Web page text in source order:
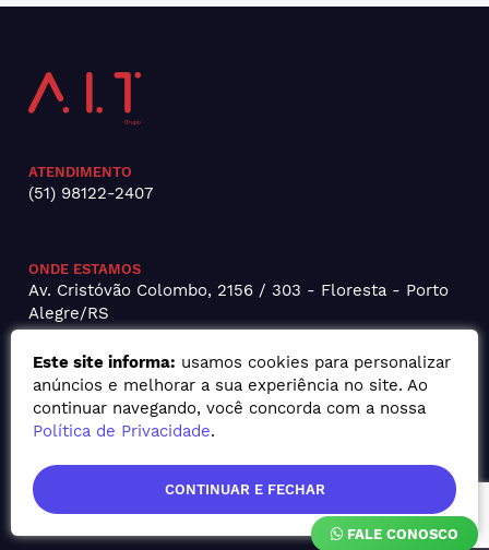
ATENDIMENTO
(51) 98122-2407
ONDE ESTAMOS
Av. Cristóvão Colombo, 2156 / 303 - Floresta - Porto
Alegre/RS
Este site informa: usamos cookies para personalizar
anúncios e melhorar a sua experiência no site. Ao
continuar navegando, você concorda com a nossa
Política de Privacidade.
CONTINUAR E FECHAR
FALE CONOSCO